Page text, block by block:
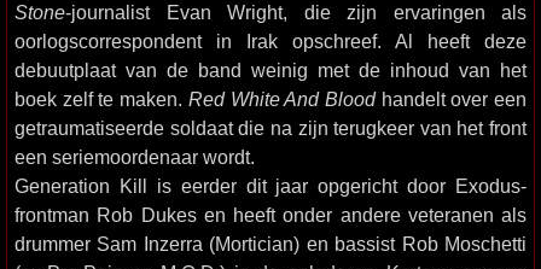
Stone-journalist Evan Wright, die zijn ervaringen als
oorlogscorrespondent in Irak opschreef. Al heeft deze
debuutplaat van de band weinig met de inhoud van het
boek zelf te maken. Red White And Bloodhandelt over een
getraumatiseerde soldaat die na zijn terugkeer van het front
een seriemoordenaar wordt.
Generation Kill is eerder dit jaar opgericht door Exodus-
frontman Rob Dukes en heeft onder andere veteranen als
drummer Sam Inzerra (Mortician) en bassist Rob Moschetti